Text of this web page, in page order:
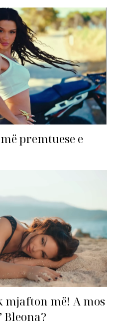
premtuese e
më! A mos
Bleona?